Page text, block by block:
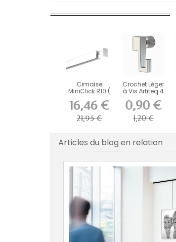
Cimaise
MiniClick R10 (
incluses...
16,46 €
21,95 €
Crochet Léger
à Vis Artiteq 4
Cimaise
0,90 €
1,20 €
Articles du blog en relation